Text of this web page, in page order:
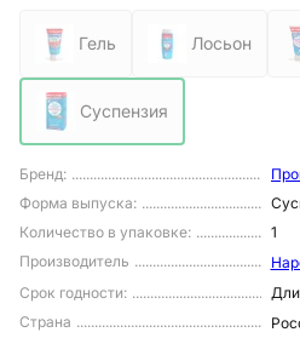
Бренд:
Форма выпуска:
Количество в упаковке:
1
Производитель
Срок годности:
Страна
Гель Лосьон
Суспензия